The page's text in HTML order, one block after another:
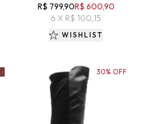
R$ 799,90R$ 600,90
6 X R$ 100,15
WISHLIST
30% OFF